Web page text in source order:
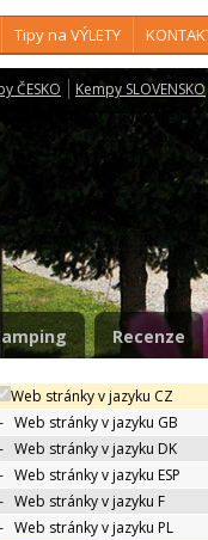
Tipy na VÝLETY
ČESKO Kempy SLOVENSKO
Recenze
Web stránky v jazyku CZ
- Web stránky v jazyku GB
- Web stránky v jazyku DK
- Web stránky v jazyku ESP
- Web stránky v jazyku F
- Web stránky v jazyku PL